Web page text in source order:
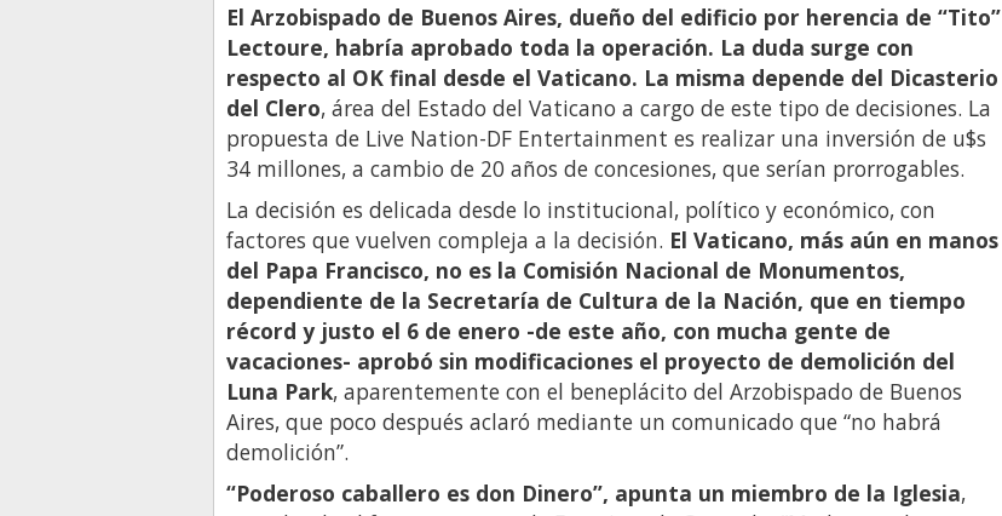
El Arzobispado de Buenos Aires, dueño del edificio por herencia de “Tito”
Lectoure, habría aprobado toda la operación. La duda surge con
respecto al OK final desde el Vaticano. La misma depende del Dicasterio
del Clero, área del Estado del Vaticano a cargo de este tipo de decisiones. La
propuesta de Live Nation-DF Entertainment es realizar una inversión de u$s
34 millones, a cambio de 20 años de concesiones, que serían prorrogables.
La decisión es delicada desde lo institucional, político y económico, con
factores que vuelven compleja a la decisión. El Vaticano, más aún en manos
del Papa Francisco, no es la Comisión Nacional de Monumentos,
dependiente de la Secretaría de Cultura de la Nación, que en tiempo
récord y justo el 6 de enero -de este año, con mucha gente de
vacaciones- aprobó sin modificaciones el proyecto de demolición del
Luna Park, aparentemente con el beneplácito del Arzobispado de Buenos
Aires, que poco después aclaró mediante un comunicado que “no habrá
demolición”.
“Poderoso caballero es don Dinero”, apunta un miembro de la Iglesia,